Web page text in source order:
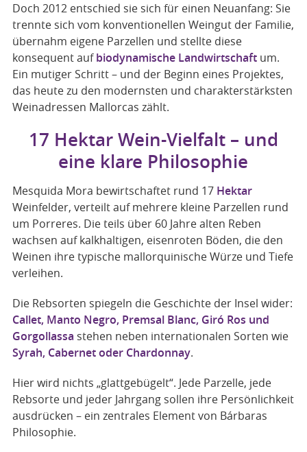
Doch 2012 entschied sie sich für einen Neuanfang: Sie
trennte sich vom konventionellen Weingut der Familie,
übernahm eigene Parzellen und stellte diese
konsequent aufbiodynamische Landwirtschaftum.
Ein mutiger Schritt – und der Beginn eines Projektes,
das heute zu den modernsten und charakterstärksten
Weinadressen Mallorcas zählt.
17 Hektar Wein-Vielfalt – und
eine klare Philosophie
Mesquida Mora bewirtschaftet rund 17Hektar
Weinfelder, verteilt auf mehrere kleine Parzellen rund
um Porreres. Die teils über 60 Jahre alten Reben
wachsen auf kalkhaltigen, eisenroten Böden, die den
Weinen ihre typische mallorquinische Würze und Tiefe
verleihen.
Die Rebsorten spiegeln die Geschichte der Insel wider:
Callet, Manto Negro, Premsal Blanc, Giró Ros und
Gorgollassa stehen neben internationalen Sorten wie
Syrah, Cabernet oder Chardonnay.
Hier wird nichts „glattgebügelt“. Jede Parzelle, jede
Rebsorte und jeder Jahrgang sollen ihre Persönlichkeit
ausdrücken – ein zentrales Element von Bárbaras
Philosophie.